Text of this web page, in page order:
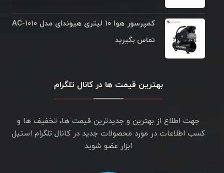
کمپرسور هوا ۱۰ لیتری هیوندای مدل AC-۱۰۱۰
تماس بگیرید
بهترین قیمت ها در کانال تلگرام
جهت اطلاع از بهترین و جدیدترین قیمت ها، تخفیف ها و
کسب اطلاعات در مورد محصولات جدید در کانال تلگرام استیل
ابزار عضو شوید